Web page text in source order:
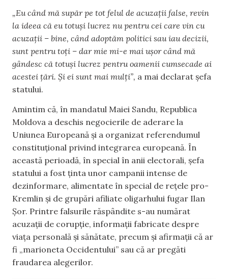
„Eu când mă supăr pe tot felul de acuzații false, revin
la ideea că eu totuși lucrez nu pentru cei care vin cu
acuzații – bine, când adoptăm politici sau iau decizii,
sunt pentru toți – dar mie mi-e mai ușor când mă
gândesc că totuși lucrez pentru oamenii cumsecade ai
acestei țări. Și ei sunt mai mulți”, a mai declarat șefa
statului.
Amintim că, în mandatul Maiei Sandu, Republica
Moldova a deschis negocierile de aderare la
Uniunea Europeană și a organizat referendumul
constituțional privind integrarea europeană. În
această perioadă, în special în anii electorali, șefa
statului a fost ținta unor campanii intense de
dezinformare, alimentate în special de rețele pro-
Kremlin și de grupări afiliate oligarhului fugar Ilan
Șor. Printre falsurile răspândite s-au numărat
acuzații de corupție, informații fabricate despre
viața personală și sănătate, precum și afirmații că ar
fi „marioneta Occidentului” sau că ar pregăti
fraudarea alegerilor.